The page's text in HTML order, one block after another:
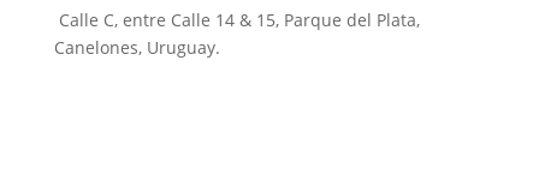
Calle C, entre Calle 14 & 15, Parque del Plata,
Canelones, Uruguay.